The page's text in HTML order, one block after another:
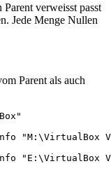
verweisst passt
Jede Menge Nullen
Parent als auch
"M:\VirtualBox
"E:\VirtualBox